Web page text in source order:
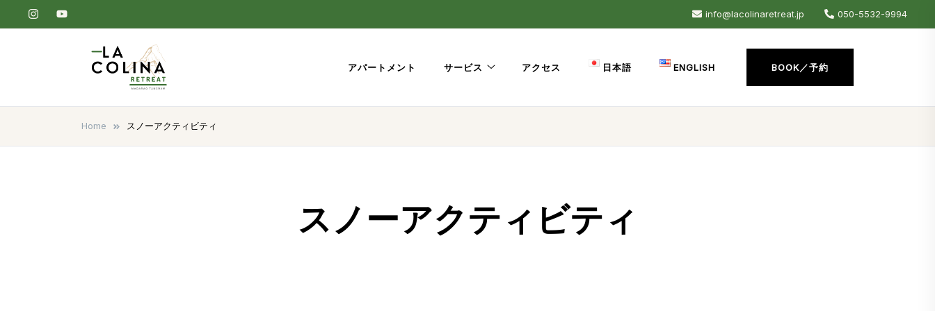
to
info@lacolinaretreat.jp 050-5532-9994
La Colina Retreat
Madarao Apartments – Madarao
Hotel – Tangram – Madarao
アパートメント サービス アクセス 日本語 ENGLISH BOOK／予約
Home スノーアクティビティ
スノーアクティビティ